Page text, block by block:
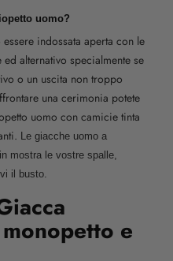
uomo?
indossata aperta con le
alternativo specialmente se
o un uscita non troppo
una cerimonia potete
uomo con camicie tinta
Le giacche uomo a
mostra le vostre spalle,
il busto.
e